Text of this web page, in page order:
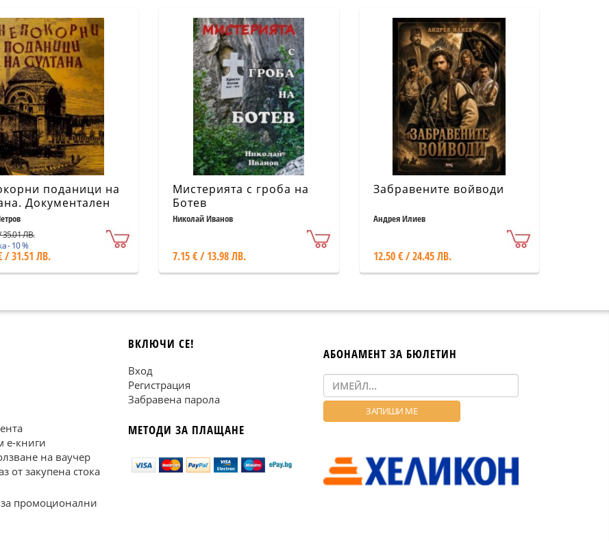
поданици на
Документален
35.01 ЛВ.
- 10 %
/ 31.51 ЛВ.
Мистерията с гроба на
Ботев
Николай Иванов
7.15 € / 13.98 ЛВ.
Забравените войводи
Андрея Илиев
12.50 € / 24.45 ЛВ.
е-книги
на ваучер
от закупена стока
промоционални
ВКЛЮЧИ СЕ!
Вход
Регистрация
Забравена парола
МЕТОДИ ЗА ПЛАЩАНЕ
АБОНАМЕНТ ЗА БЮЛЕТИН